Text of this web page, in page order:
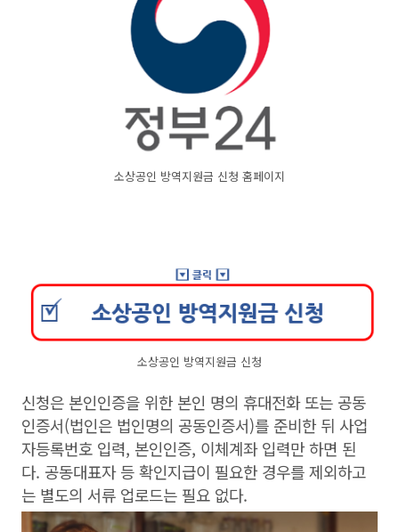
소상공인 방역지원금 신청 홈페이지
소상공인 방역지원금 신청
신청은 본인인증을 위한 본인 명의 휴대전화 또는 공동
인증서(법인은 법인명의 공동인증서)를 준비한 뒤 사업
자등록번호 입력, 본인인증, 이체계좌 입력만 하면 된
다. 공동대표자 등 확인지급이 필요한 경우를 제외하고
는 별도의 서류 업로드는 필요 없다.